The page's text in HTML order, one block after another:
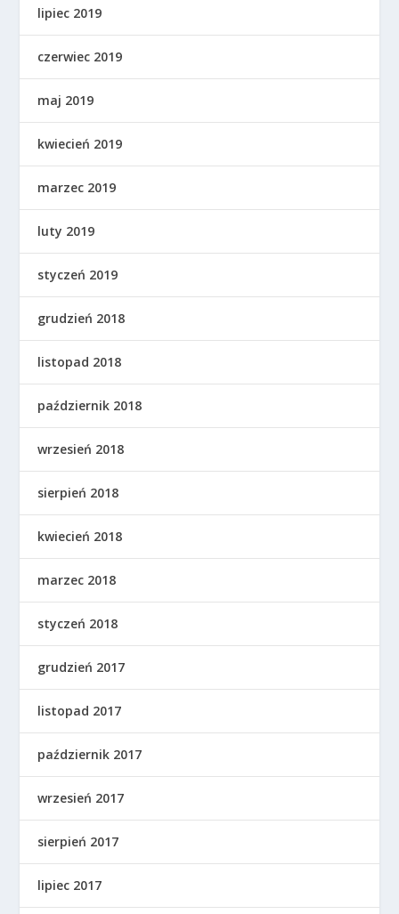
lipiec 2019
czerwiec 2019
maj 2019
kwiecień 2019
marzec 2019
luty 2019
styczeń 2019
grudzień 2018
listopad 2018
październik 2018
wrzesień 2018
sierpień 2018
kwiecień 2018
marzec 2018
styczeń 2018
grudzień 2017
listopad 2017
październik 2017
wrzesień 2017
sierpień 2017
lipiec 2017